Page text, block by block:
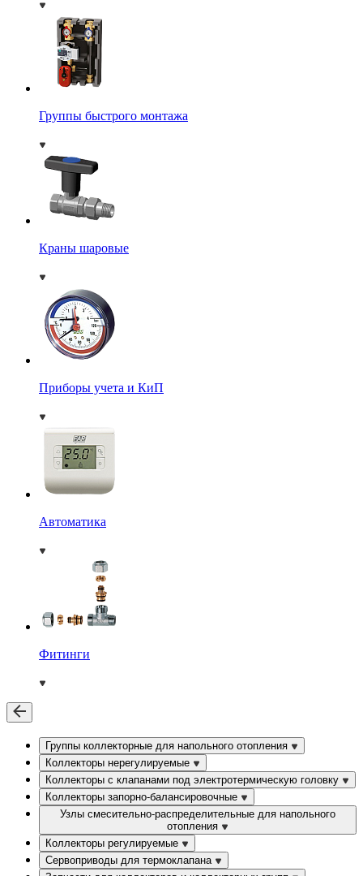
Группы быстрого монтажа
Краны шаровые
Приборы учета и КиП
Автоматика
Фитинги
Группы коллекторные для напольного отопления
Коллекторы нерегулируемые
Коллекторы с клапанами под электротермическую головку
Коллекторы запорно-балансировочные
Узлы смесительно-распределительные для напольного
отопления
Коллекторы регулируемые
Сервоприводы для термоклапана